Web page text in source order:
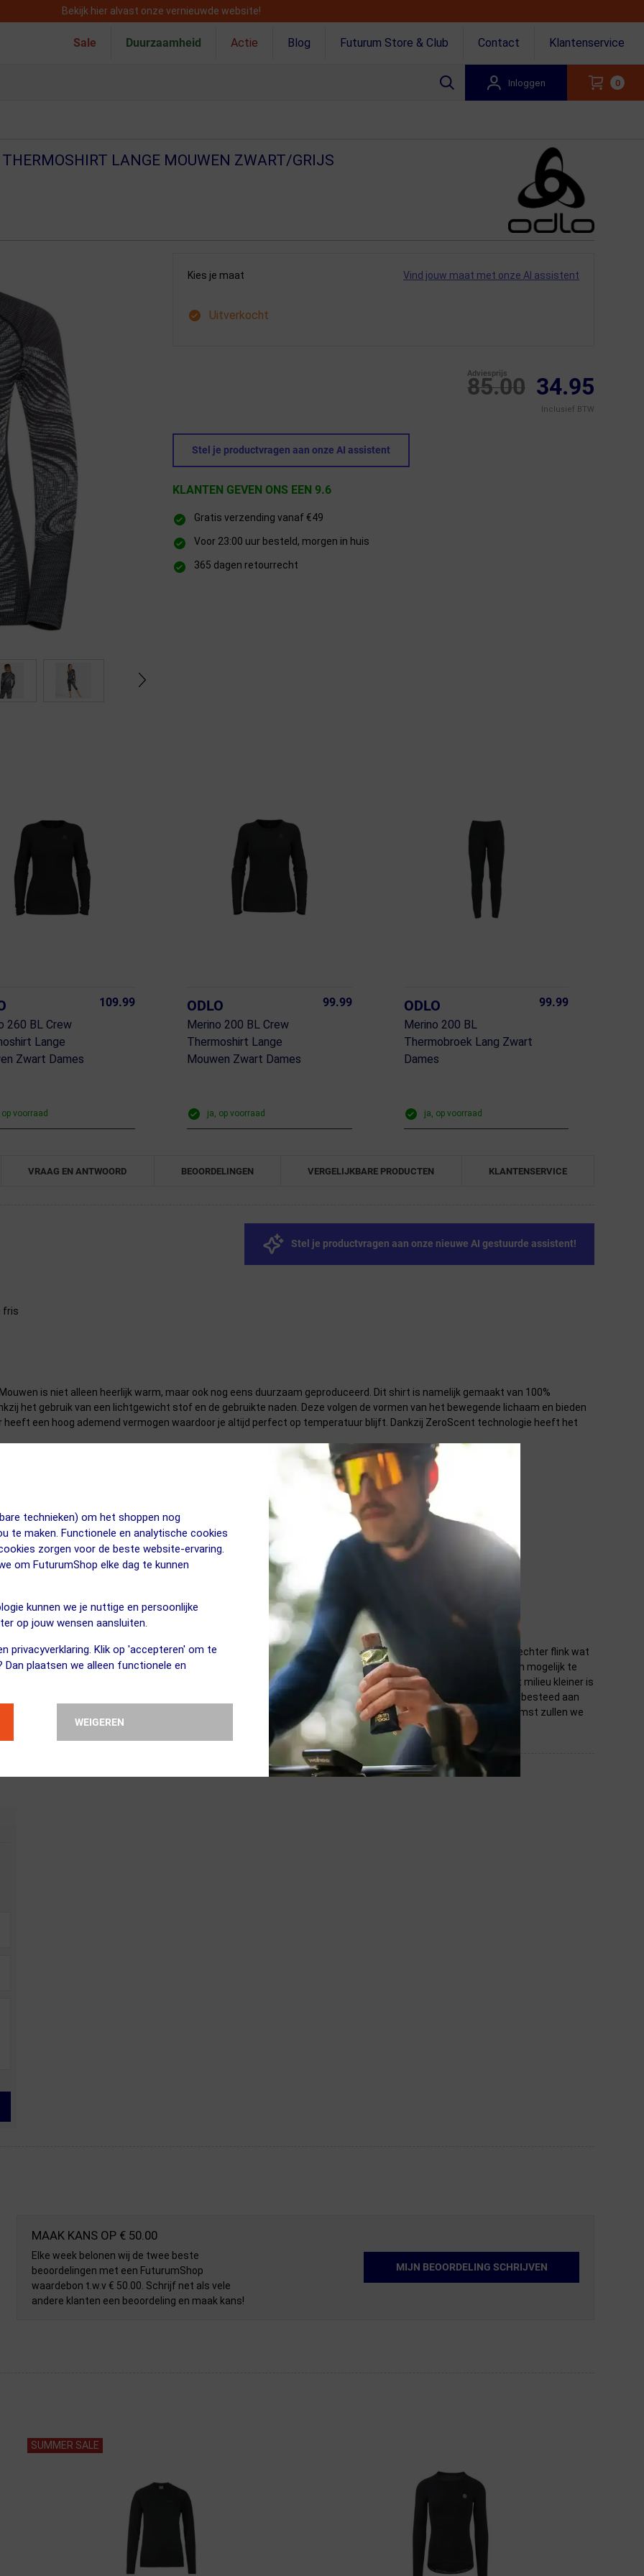
technieken) om het shoppen nog
te maken. Functionele en analytische cookies
zorgen voor de beste website-ervaring.
om FuturumShop elke dag te kunnen
kunnen we je nuttige en persoonlijke
op jouw wensen aansluiten.
privacyverklaring. Klik op 'accepteren' om te
Dan plaatsen we alleen functionele en
WEIGEREN
Bekijk hier alvast onze vernieuwde website!
Sale Duurzaamheid Actie Blog Futurum Store & Club Contact Klantenservice
Inloggen 0
THERMOSHIRT LANGE MOUWEN ZWART/GRIJS
Kies je maat Vind jouw maat met onze AI assistent
Uitverkocht
85.00
Adviesprijs 34.95
Inclusief BTW
Stel je productvragen aan onze AI assistent
KLANTEN GEVEN ONS EEN 9.6
Gratis verzending vanaf €49
Voor 23:00 uur besteld, morgen in huis
365 dagen retourrecht
260 BL Crew
Lange
Zwart Dames
109.99
op voorraad
ODLO
Merino 200 BL Crew
Thermoshirt Lange
Mouwen Zwart Dames
99.99
ja, op voorraad
ODLO
Merino 200 BL
Thermobroek Lang Zwart
Dames
99.99
ja, op voorraad
VRAAG EN ANTWOORD BEOORDELINGEN VERGELIJKBARE PRODUCTEN KLANTENSERVICE
Stel je productvragen aan onze nieuwe AI gestuurde assistent!
fris
is niet alleen heerlijk warm, maar ook nog eens duurzaam geproduceerd. Dit shirt is namelijk gemaakt van 100%
het gebruik van een lichtgewicht stof en de gebruikte naden. Deze volgen de vormen van het bewegende lichaam en bieden
een hoog ademend vermogen waardoor je altijd perfect op temperatuur blijft. Dankzij ZeroScent technologie heeft het
Lange Mouwen
staan. We vinden het belangrijk dat de generaties na ons ook kunnen genieten van onze mooie aarde. Daar is echter flink wat
in het leven geroepen. FuturumBewust is onze keuzehulp om jou zonder extra moeite zo duurzaam mogelijk te
mogelijke producten. Producten in deze categorie voldoen aan een aantal criteria waarbij de impact op het milieu kleiner is
PFC-vrije DWR coating, en/of bestaan ze grotendeels uit gerecyclede of natuurlijke materialen en is er aandacht besteed aan
producten uit Europa of zelfs Nederland om de logistieke bewegingen tot een minimum te beperken. In de toekomst zullen we
op het milieu steeds kleiner te maken.
MAAK KANS OP € 50.00
Elke week belonen wij de twee beste
beoordelingen met een FuturumShop
waardebon t.w.v € 50.00. Schrijf net als vele
andere klanten een beoordeling en maak kans!
MIJN BEOORDELING SCHRIJVEN
SUMMER SALE